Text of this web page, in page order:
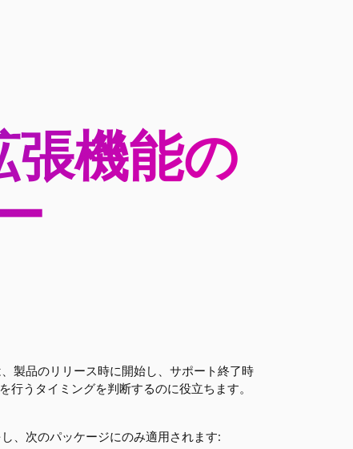
張機能の
製品のリリース時に開始し、サポート終了時
うタイミングを判断するのに役立ちます。
、次のパッケージにのみ適用されます: